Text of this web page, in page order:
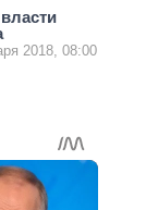
2018, 08:00